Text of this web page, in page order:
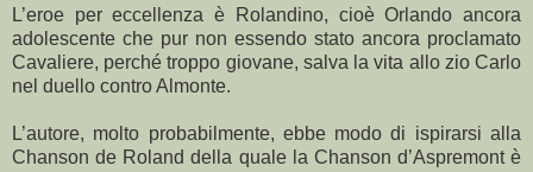
L’eroe per eccellenza è Rolandino, cioè Orlando ancora
adolescente che pur non essendo stato ancora proclamato
Cavaliere, perché troppo giovane, salva la vita allo zio Carlo
nel duello contro Almonte.
L’autore, molto probabilmente, ebbe modo di ispirarsi alla
Chanson de Roland della quale la Chanson d’Aspremont è